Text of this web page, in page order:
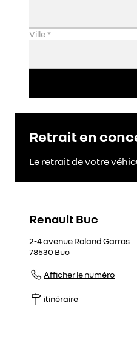
Ville*
Retrait en
Le retrait de votre
Renault Buc
2-4 avenue Roland Garros
78530 Buc
Afficher le numéro
itinéraire